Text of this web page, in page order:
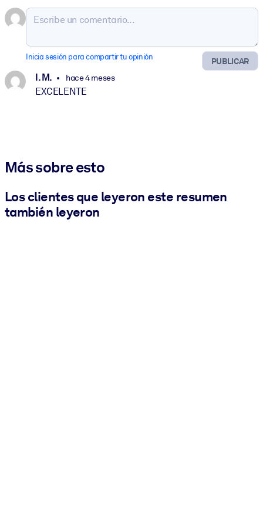
PUBLICAR
Inicia sesión para compartir tu opinión
I. M. hace 4 meses
EXCELENTE
Más sobre esto
Los clientes que leyeron este resumen
también leyeron